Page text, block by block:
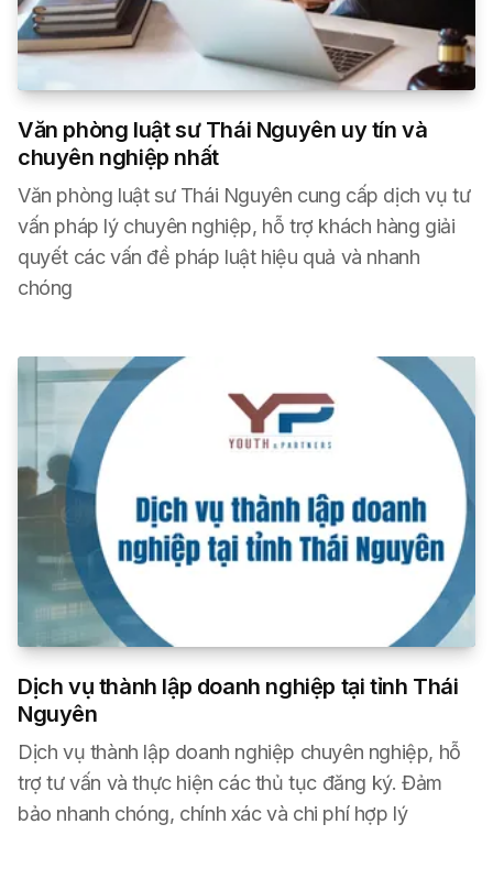
Văn phòng luật sư Thái Nguyên uy tín và
chuyên nghiệp nhất
Văn phòng luật sư Thái Nguyên cung cấp dịch vụ tư
vấn pháp lý chuyên nghiệp, hỗ trợ khách hàng giải
quyết các vấn đề pháp luật hiệu quả và nhanh
chóng
Dịch vụ thành lập doanh nghiệp tại tỉnh Thái
Nguyên
Dịch vụ thành lập doanh nghiệp chuyên nghiệp, hỗ
trợ tư vấn và thực hiện các thủ tục đăng ký. Đảm
bảo nhanh chóng, chính xác và chi phí hợp lý